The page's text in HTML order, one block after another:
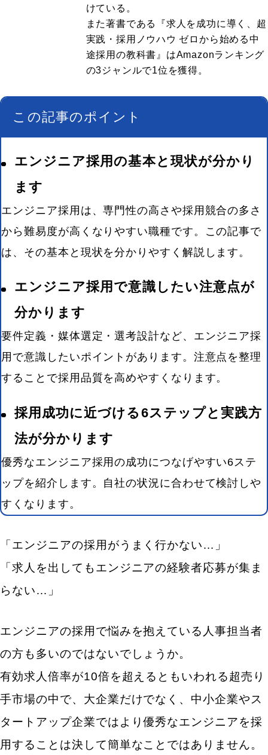
けている。
また著書である『求人を成功に導く、超
実践・採用ノウハウ ゼロから始める中
途採用の教科書』はAmazonランキング
の3ジャンルで1位を獲得。
この記事のポイント
エンジニア採用の基本と現状が分かり
ます
エンジニア採用は、専門性の高さや採用競合の多さ
から難易度が高くなりやすい職種です。この記事で
は、その基本と現状を分かりやすく解説します。
エンジニア採用で意識したい注意点が
分かります
要件定義・媒体選定・選考設計など、エンジニア採
用で意識したいポイントがあります。注意点を整理
することで採用品質を高めやすくなります。
採用成功に近づける6ステップと実践方
法が分かります
優秀なエンジニア採用の成功につなげやすい6ステ
ップを紹介します。自社の状況に合わせて検討しや
すくなります。
「エンジニアの採用がうまく行かない…」
「求人を出してもエンジニアの経験者応募が集ま
らない…」
エンジニアの採用で悩みを抱えている人事担当者
の方も多いのではないでしょうか。
有効求人倍率が10倍を超えるともいわれる超売り
手市場の中で、大企業だけでなく、中小企業やス
タートアップ企業ではより優秀なエンジニアを採
用することは決して簡単なことではありません。